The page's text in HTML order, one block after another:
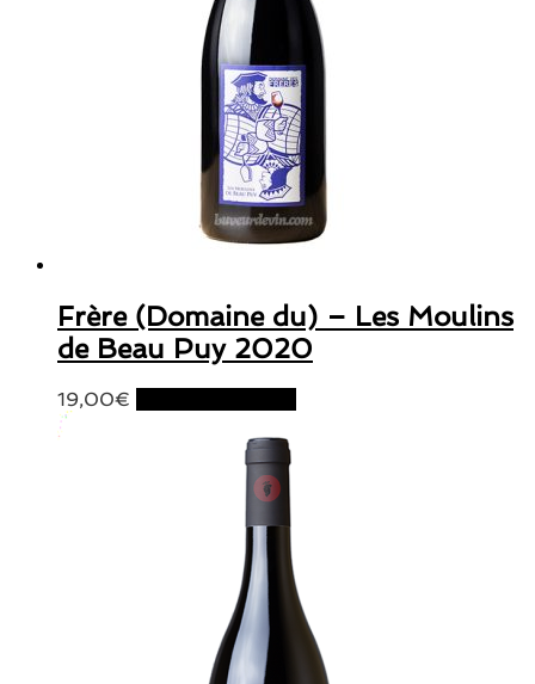
Frère (Domaine du) – Les Moulins
de Beau Puy 2020
19,00€